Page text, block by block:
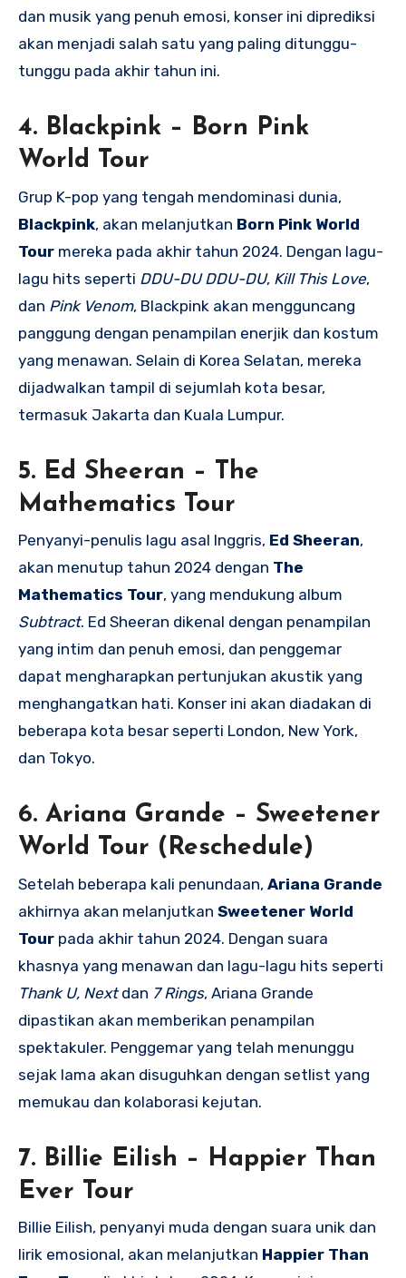
dan musik yang penuh emosi, konser ini diprediksi
akan menjadi salah satu yang paling ditunggu-
tunggu pada akhir tahun ini.
4. Blackpink – Born Pink
World Tour
Grup K-pop yang tengah mendominasi dunia,
Blackpink, akan melanjutkan Born Pink World
Tour mereka pada akhir tahun 2024. Dengan lagu-
lagu hits seperti DDU-DU DDU-DU, Kill This Love,
dan Pink Venom, Blackpink akan mengguncang
panggung dengan penampilan enerjik dan kostum
yang menawan. Selain di Korea Selatan, mereka
dijadwalkan tampil di sejumlah kota besar,
termasuk Jakarta dan Kuala Lumpur.
5. Ed Sheeran – The
Mathematics Tour
Penyanyi-penulis lagu asal Inggris, Ed Sheeran,
akan menutup tahun 2024 dengan The
Mathematics Tour, yang mendukung album
Subtract. Ed Sheeran dikenal dengan penampilan
yang intim dan penuh emosi, dan penggemar
dapat mengharapkan pertunjukan akustik yang
menghangatkan hati. Konser ini akan diadakan di
beberapa kota besar seperti London, New York,
dan Tokyo.
6. Ariana Grande – Sweetener
World Tour (Reschedule)
Setelah beberapa kali penundaan, Ariana Grande
akhirnya akan melanjutkan Sweetener World
Tour pada akhir tahun 2024. Dengan suara
khasnya yang menawan dan lagu-lagu hits seperti
Thank U, Nextdan 7 Rings, Ariana Grande
dipastikan akan memberikan penampilan
spektakuler. Penggemar yang telah menunggu
sejak lama akan disuguhkan dengan setlist yang
memukau dan kolaborasi kejutan.
7. Billie Eilish – Happier Than
Ever Tour
Billie Eilish, penyanyi muda dengan suara unik dan
lirik emosional, akan melanjutkan Happier Than